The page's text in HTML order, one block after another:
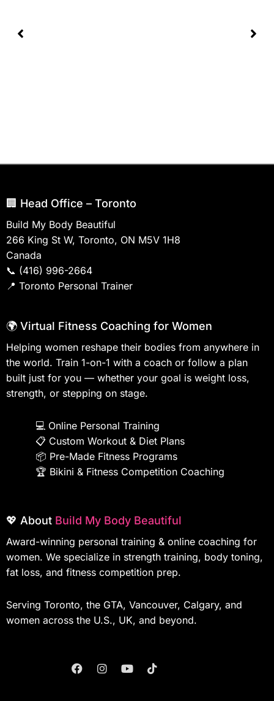
🏢 Head Office – Toronto
Build My Body Beautiful
266 King St W, Toronto, ON M5V 1H8
Canada
📞 (416) 996-2664
📍 Toronto Personal Trainer
🌍 Virtual Fitness Coaching for Women
Helping women reshape their bodies from anywhere in
the world. Train 1-on-1 with a coach or follow a plan
built just for you — whether your goal is weight loss,
strength, or stepping on stage.
💻 Online Personal Training
📋 Custom Workout & Diet Plans
📦 Pre-Made Fitness Programs
🏆 Bikini & Fitness Competition Coaching
💖 About Build My Body Beautiful
Award-winning personal training & online coaching for
women. We specialize in strength training, body toning,
fat loss, and fitness competition prep.
Serving Toronto, the GTA, Vancouver, Calgary, and
women across the U.S., UK, and beyond.
F
A
I
N
Y
O
T
I